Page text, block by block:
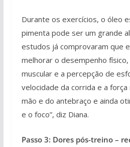
Durante os exercícios, o óleo
pimenta pode ser um grande
estudos já comprovaram que
melhorar o desempenho
muscular e a percepção de
velocidade da corrida e a força
mão e do antebraço e ainda
e o foco”, diz Diana.
Passo 3: Dores pós-treino –